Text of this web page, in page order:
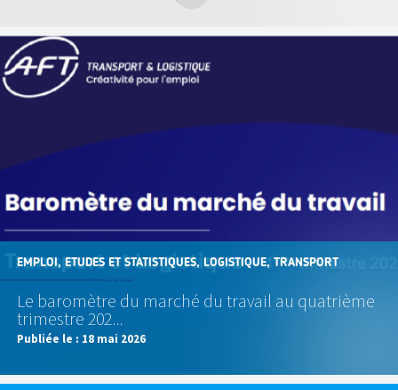
EMPLOI, ETUDES ET STATISTIQUES, LOGISTIQUE, TRANSPORT
Le baromètre du marché du travail au quatrième
trimestre 202...
Publiée le : 18 mai 2026